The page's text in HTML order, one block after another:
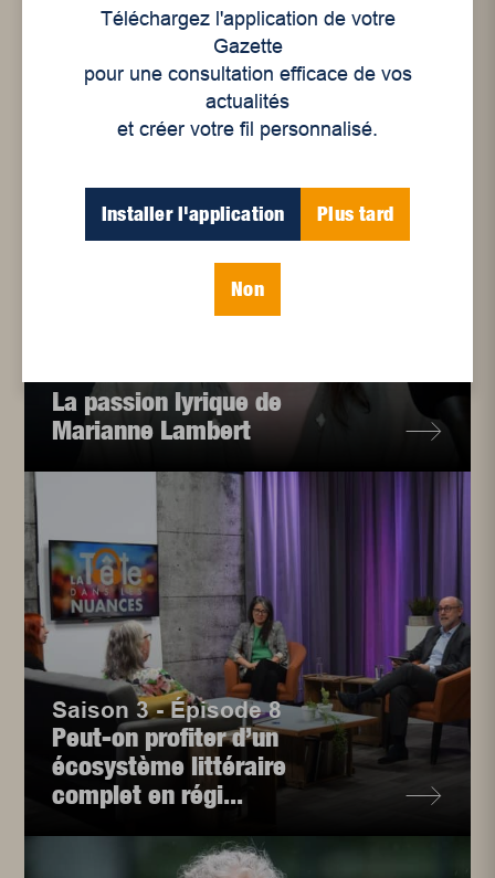
Articles connexes
La passion lyrique de
Marianne Lambert
Saison 3 - Épisode 8
Peut-on profiter d’un
écosystème littéraire
complet en régi...
Téléchargez l'application de votre
Gazette
pour une consultation efficace de vos
actualités
et créer votre fil personnalisé.
Installer l'application Plus tard
Non